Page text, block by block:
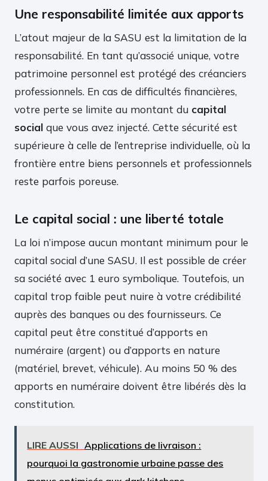
Une responsabilité limitée aux apports
L’atout majeur de la SASU est la limitation de la
responsabilité. En tant qu’associé unique, votre
patrimoine personnel est protégé des créanciers
professionnels. En cas de difficultés financières,
votre perte se limite au montant du capital
social que vous avez injecté. Cette sécurité est
supérieure à celle de l’entreprise individuelle, où la
frontière entre biens personnels et professionnels
reste parfois poreuse.
Le capital social : une liberté totale
La loi n’impose aucun montant minimum pour le
capital social d’une SASU. Il est possible de créer
sa société avec 1 euro symbolique. Toutefois, un
capital trop faible peut nuire à votre crédibilité
auprès des banques ou des fournisseurs. Ce
capital peut être constitué d’apports en
numéraire (argent) ou d’apports en nature
(matériel, brevet, véhicule). Au moins 50 % des
apports en numéraire doivent être libérés dès la
constitution.
LIRE AUSSI Applications de livraison :
pourquoi la gastronomie urbaine passe des